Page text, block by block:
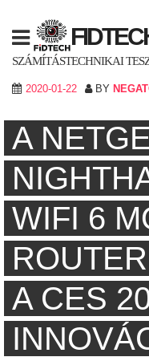
content
SZÁMÍTÁSTECHNIKAI
2020-01-22 BY
A
WIFI 6
A CES